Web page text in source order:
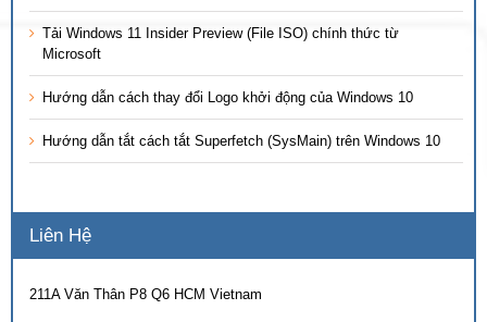
Tải Windows 11 Insider Preview (File ISO) chính thức từ
Microsoft
Hướng dẫn cách thay đổi Logo khởi động của Windows 10
Hướng dẫn tắt cách tắt Superfetch (SysMain) trên Windows 10
Liên Hệ
211A Văn Thân P8 Q6 HCM Vietnam